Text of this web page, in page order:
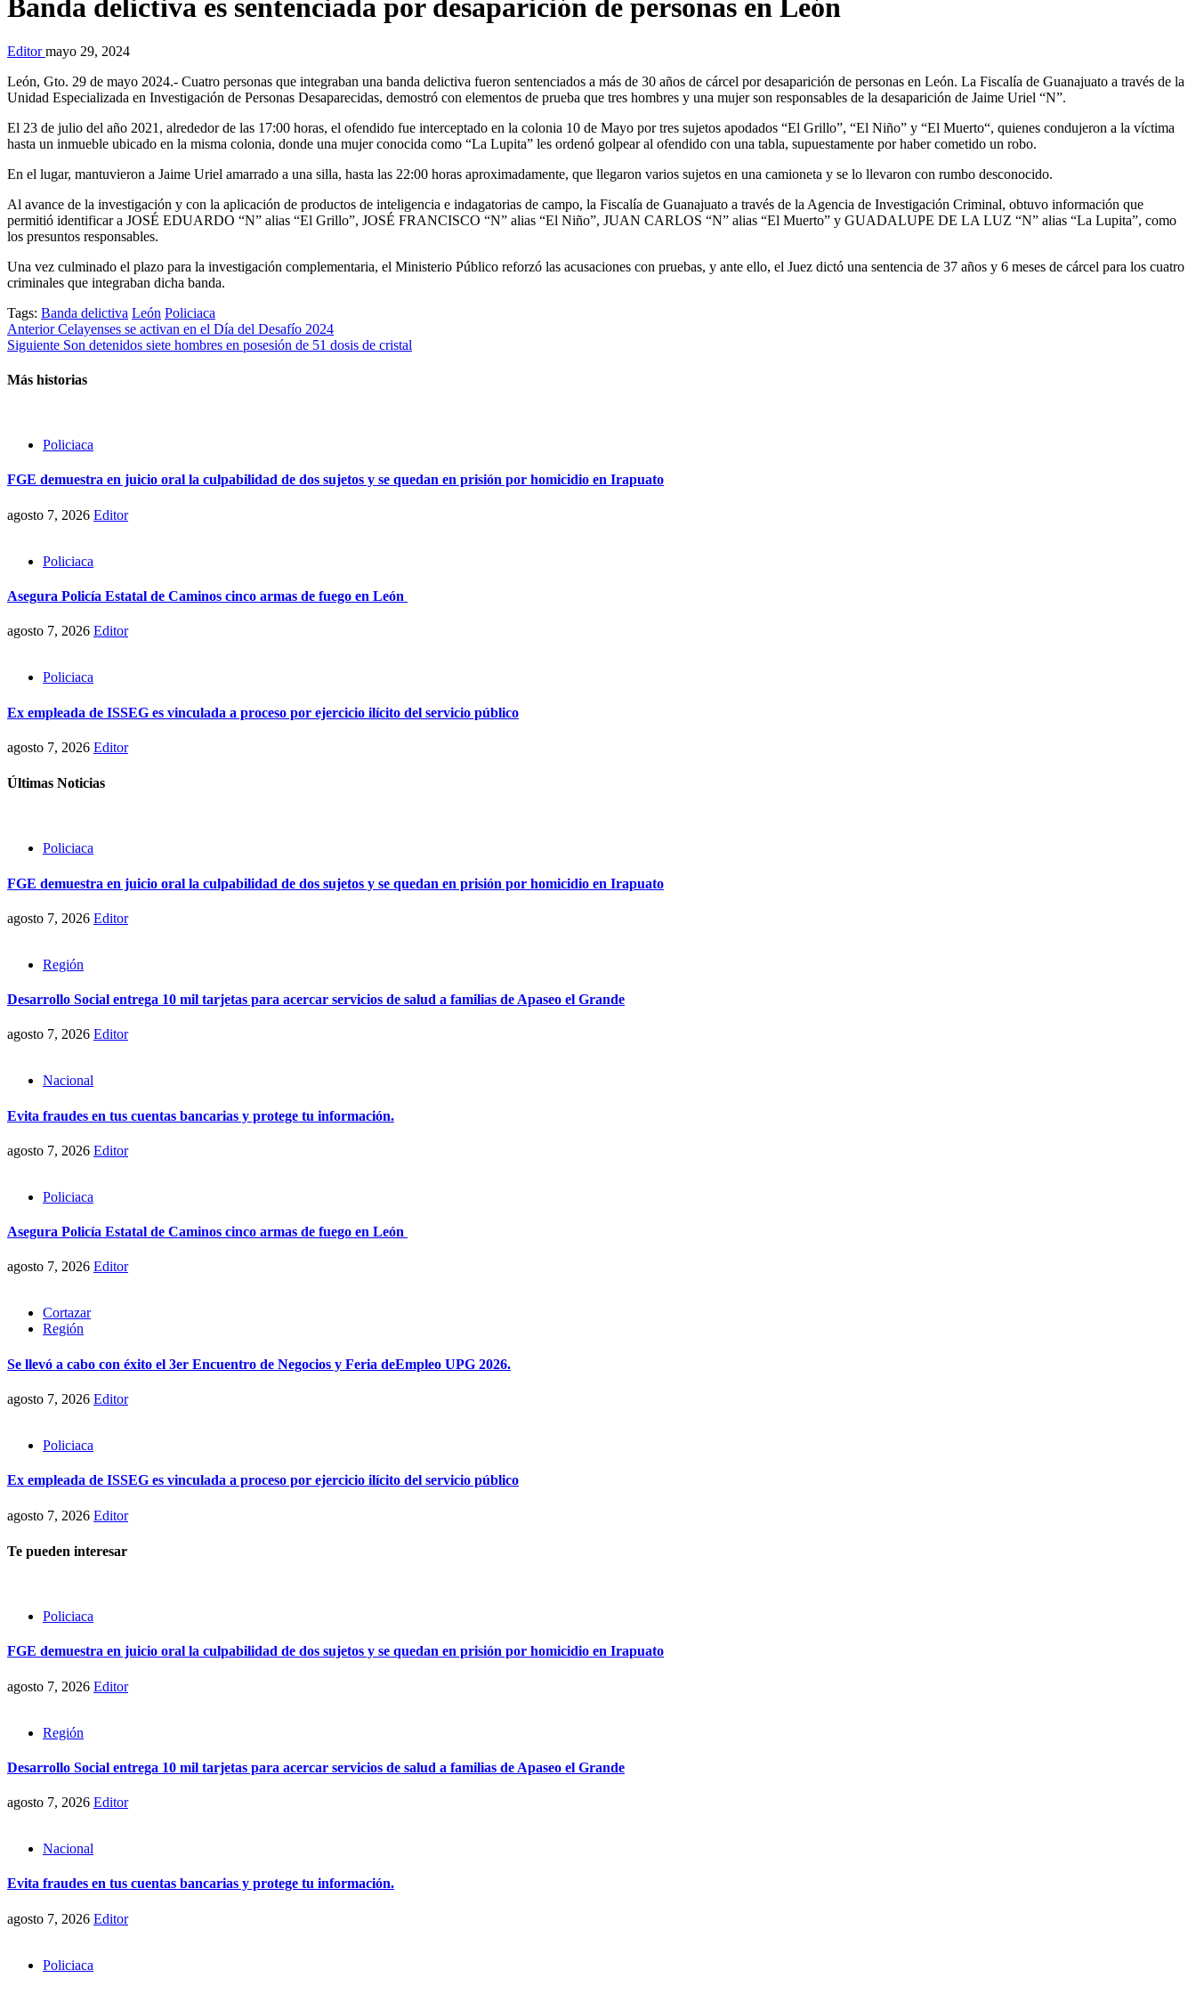
Banda delictiva es sentenciada por desaparición de personas en León
Editormayo 29, 2024
León, Gto. 29 de mayo 2024.- Cuatro personas que integraban una banda delictiva fueron sentenciados a más de 30 años de cárcel por desaparición de personas en León. La Fiscalía de Guanajuato a través de la
Unidad Especializada en Investigación de Personas Desaparecidas, demostró con elementos de prueba que tres hombres y una mujer son responsables de la desaparición de Jaime Uriel “N”.
El 23 de julio del año 2021, alrededor de las 17:00 horas, el ofendido fue interceptado en la colonia 10 de Mayo por tres sujetos apodados “El Grillo”, “El Niño” y “El Muerto“, quienes condujeron a la víctima
hasta un inmueble ubicado en la misma colonia, donde una mujer conocida como “La Lupita” les ordenó golpear al ofendido con una tabla, supuestamente por haber cometido un robo.
En el lugar, mantuvieron a Jaime Uriel amarrado a una silla, hasta las 22:00 horas aproximadamente, que llegaron varios sujetos en una camioneta y se lo llevaron con rumbo desconocido.
Al avance de la investigación y con la aplicación de productos de inteligencia e indagatorias de campo, la Fiscalía de Guanajuato a través de la Agencia de Investigación Criminal, obtuvo información que
permitió identificar a JOSÉ EDUARDO “N” alias “El Grillo”, JOSÉ FRANCISCO “N” alias “El Niño”, JUAN CARLOS “N” alias “El Muerto” y GUADALUPE DE LA LUZ “N” alias “La Lupita”, como
los presuntos responsables.
Una vez culminado el plazo para la investigación complementaria, el Ministerio Público reforzó las acusaciones con pruebas, y ante ello, el Juez dictó una sentencia de 37 años y 6 meses de cárcel para los cuatro
criminales que integraban dicha banda.
Tags: Banda delictiva León Policiaca
Post
navigation
AnteriorCelayenses se activan en el Día del Desafío 2024
Siguiente Son detenidos siete hombres en posesión de 51 dosis de cristal
Más historias
Policiaca
FGE demuestra en juicio oral la culpabilidad de dos sujetos y se quedan en prisión por homicidio en Irapuato
agosto 7, 2026 Editor
Policiaca
Asegura Policía Estatal de Caminos cinco armas de fuego en León
agosto 7, 2026 Editor
Policiaca
Ex empleada de ISSEG es vinculada a proceso por ejercicio ilícito del servicio público
agosto 7, 2026 Editor
Últimas Noticias
Policiaca
FGE demuestra en juicio oral la culpabilidad de dos sujetos y se quedan en prisión por homicidio en Irapuato
agosto 7, 2026 Editor
Región
Desarrollo Social entrega 10 mil tarjetas para acercar servicios de salud a familias de Apaseo el Grande
agosto 7, 2026 Editor
Nacional
Evita fraudes en tus cuentas bancarias y protege tu información.
agosto 7, 2026 Editor
Policiaca
Asegura Policía Estatal de Caminos cinco armas de fuego en León
agosto 7, 2026 Editor
Cortazar
Región
Se llevó a cabo con éxito el 3er Encuentro de Negocios y Feria deEmpleo UPG 2026.
agosto 7, 2026 Editor
Policiaca
Ex empleada de ISSEG es vinculada a proceso por ejercicio ilícito del servicio público
agosto 7, 2026 Editor
Te pueden interesar
Policiaca
FGE demuestra en juicio oral la culpabilidad de dos sujetos y se quedan en prisión por homicidio en Irapuato
agosto 7, 2026 Editor
Región
Desarrollo Social entrega 10 mil tarjetas para acercar servicios de salud a familias de Apaseo el Grande
agosto 7, 2026 Editor
Nacional
Evita fraudes en tus cuentas bancarias y protege tu información.
agosto 7, 2026 Editor
Policiaca